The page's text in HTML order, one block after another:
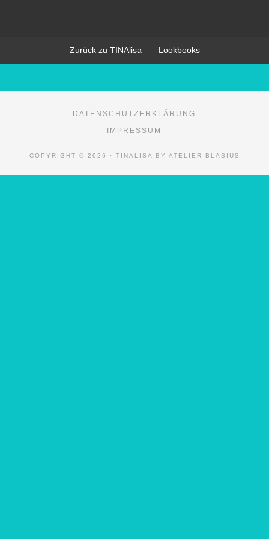
Zurück zu TINAlisa Lookbooks
DATENSCHUTZERKLÄRUNG
IMPRESSUM
COPYRIGHT © 2026 · TINALISA BY ATELIER BLASIUS